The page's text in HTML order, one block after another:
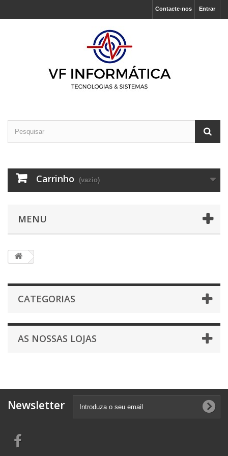
Entrar
Contacte-nos
Carrinho (vazio)
MENU
CATEGORIAS
AS NOSSAS LOJAS
Newsletter